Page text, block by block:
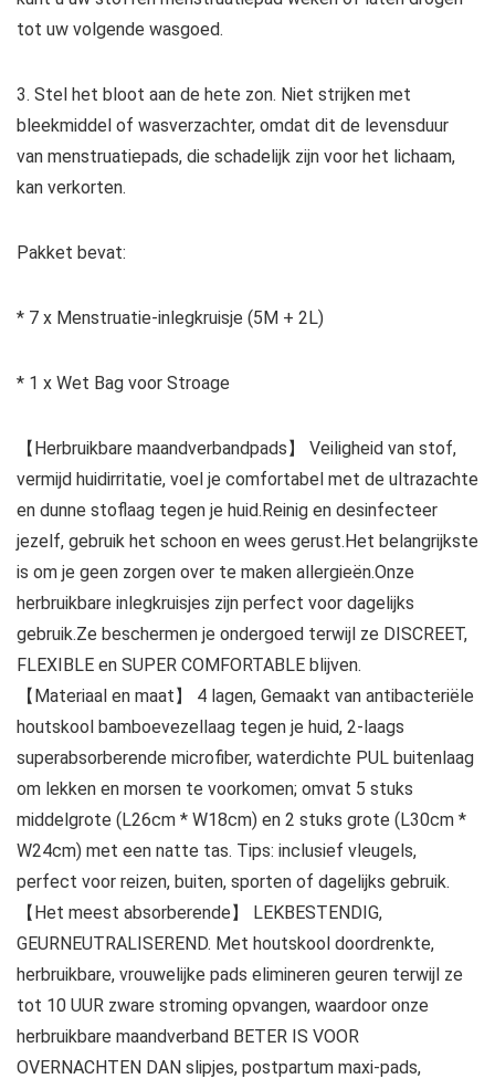
tot uw volgende wasgoed.
3. Stel het bloot aan de hete zon. Niet strijken met
bleekmiddel of wasverzachter, omdat dit de levensduur
van menstruatiepads, die schadelijk zijn voor het lichaam,
kan verkorten.
Pakket bevat:
* 7 x Menstruatie-inlegkruisje (5M + 2L)
* 1 x Wet Bag voor Stroage
【Herbruikbare maandverbandpads】 Veiligheid van stof,
vermijd huidirritatie, voel je comfortabel met de ultrazachte
en dunne stoflaag tegen je huid.Reinig en desinfecteer
jezelf, gebruik het schoon en wees gerust.Het belangrijkste
is om je geen zorgen over te maken allergieën.Onze
herbruikbare inlegkruisjes zijn perfect voor dagelijks
gebruik.Ze beschermen je ondergoed terwijl ze DISCREET,
FLEXIBLE en SUPER COMFORTABLE blijven.
【Materiaal en maat】 4 lagen, Gemaakt van antibacteriële
houtskool bamboevezellaag tegen je huid, 2-laags
superabsorberende microfiber, waterdichte PUL buitenlaag
om lekken en morsen te voorkomen; omvat 5 stuks
middelgrote (L26cm * W18cm) en 2 stuks grote (L30cm *
W24cm) met een natte tas. Tips: inclusief vleugels,
perfect voor reizen, buiten, sporten of dagelijks gebruik.
【Het meest absorberende】 LEKBESTENDIG,
GEURNEUTRALISEREND. Met houtskool doordrenkte,
herbruikbare, vrouwelijke pads elimineren geuren terwijl ze
tot 10 UUR zware stroming opvangen, waardoor onze
herbruikbare maandverband BETER IS VOOR
OVERNACHTEN DAN slipjes, postpartum maxi-pads,